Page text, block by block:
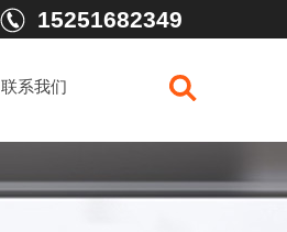
15251682349
联系我们